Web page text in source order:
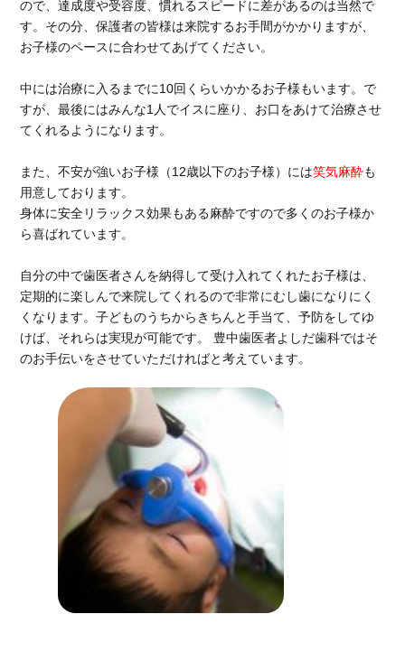
ので、達成度や受容度、慣れるスピードに差があるのは当然で
す。その分、保護者の皆様は来院するお手間がかかりますが、
お子様のペースに合わせてあげてください。
中には治療に入るまでに10回くらいかかるお子様もいます。で
すが、最後にはみんな1人でイスに座り、お口をあけて治療させ
てくれるようになります。
また、不安が強いお子様（12歳以下のお子様）には笑気麻酔も
用意しております。
身体に安全リラックス効果もある麻酔ですので多くのお子様か
ら喜ばれています。
自分の中で歯医者さんを納得して受け入れてくれたお子様は、
定期的に楽しんで来院してくれるので非常にむし歯になりにく
くなります。子どものうちからきちんと手当て、予防をしてゆ
けば、それらは実現が可能です。 豊中歯医者よしだ歯科ではそ
のお手伝いをさせていただければと考えています。